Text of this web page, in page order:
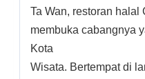
Ta Wan, restoran
membuka cabangnya
Kota
Wisata. Bertempat di